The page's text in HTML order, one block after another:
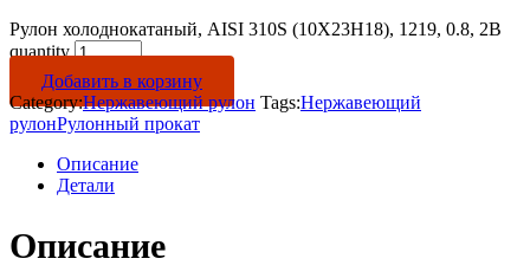
Рулон холоднокатаный, AISI 310S (10Х23Н18), 1219, 0.8, 2B
quantity
Добавить в корзину
Category:Нержавеющий рулон Tags:Нержавеющий
рулонРулонный прокат
Описание
Детали
Описание